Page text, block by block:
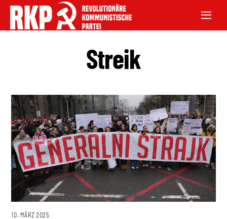
Streik
10. MÄRZ 2025